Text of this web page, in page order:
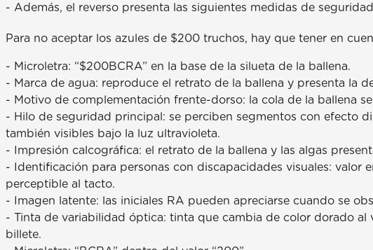
- Además, el reverso presenta las siguientes medidas de
Para no aceptar los azules de $200 truchos, hay que tener en
- Microletra: “$200BCRA” en la base de la silueta de la ballena.
- Marca de agua: reproduce el retrato de la ballena y presenta la
- Motivo de complementación frente-dorso: la cola de la ballena
- Hilo de seguridad principal: se perciben segmentos con efecto
también visibles bajo la luz ultravioleta.
- Impresión calcográfica: el retrato de la ballena y las algas
- Identificación para personas con discapacidades visuales: valor
perceptible al tacto.
- Imagen latente: las iniciales RA pueden apreciarse cuando se
- Tinta de variabilidad óptica: tinta que cambia de color dorado al
billete.